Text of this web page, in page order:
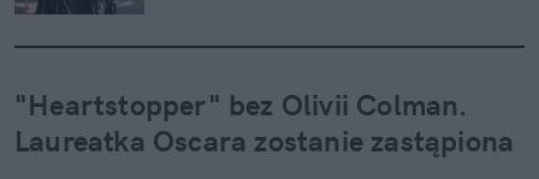
"Heartstopper" bez Olivii Colman.
Laureatka Oscara zostanie zastąpiona